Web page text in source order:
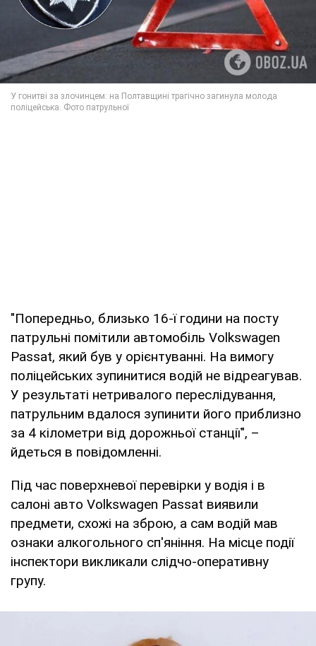
"Попередньо, близько 16-ї години на посту
патрульні помітили автомобіль Volkswagen
Passat, який був у орієнтуванні. На вимогу
поліцейських зупинитися водій не відреагував.
У результаті нетривалого переслідування,
патрульним вдалося зупинити його приблизно
за 4 кілометри від дорожньої станції", –
йдеться в повідомленні.
Під час поверхневої перевірки у водія і в
салоні авто Volkswagen Passat виявили
предмети, схожі на зброю, а сам водій мав
ознаки алкогольного сп'яніння. На місце події
інспектори викликали слідчо-оперативну
групу.